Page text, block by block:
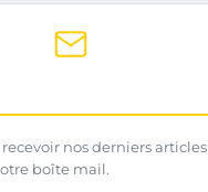
nos derniers articles
boîte mail.